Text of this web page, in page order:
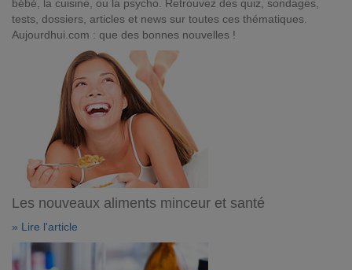
bébé, la cuisine, ou la psycho. Retrouvez des quiz, sondages,
tests, dossiers, articles et news sur toutes ces thématiques.
Aujourdhui.com : que des bonnes nouvelles !
Les nouveaux aliments minceur et santé
» Lire l'article